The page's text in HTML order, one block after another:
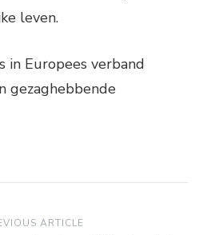
leven.
in Europees verband
gezaghebbende
ARTICLE